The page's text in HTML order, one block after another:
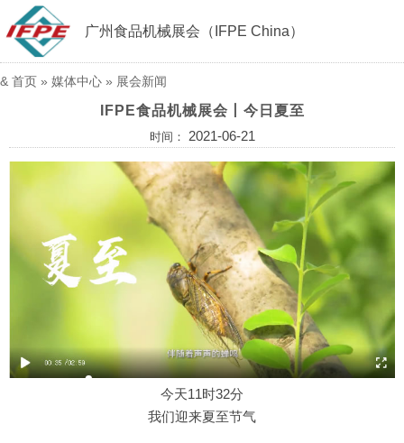
广州食品机械展会（IFPE China）
& 首页 » 媒体中心 » 展会新闻
IFPE食品机械展会丨今日夏至
时间： 2021-06-21
今天11时32分
我们迎来夏至节气